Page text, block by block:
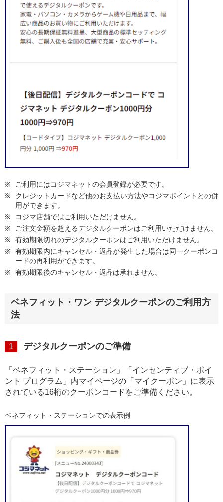
ご利用にはコジマネットの会員登録が必要です。
クレジットカードなど他のお支払い方法やコジマポイントとの併
用ができます。
コジマ店舗ではご利用いただけません。
ご注文金額を超えるデジタルクーポンはご利用いただけません。
有効期限切れのデジタルクーポンはご利用いただけません。
有効期限内にキャンセル・返品が発生した場合は同一クーポンコ
ードの再利用ができます。
有効期限後のキャンセル・返品は承れません。
ベネフィット・ワン デジタルクーポンのご利用方
法
1 デジタルクーポンのご準備
「ベネフィット・ステーション」「インセンティブ・ポイ
ント プログラム」内マイページの「マイクーポン」に表示
されている16桁のクーポンコードをご準備ください。
ベネフィット・ステーションでの表示例